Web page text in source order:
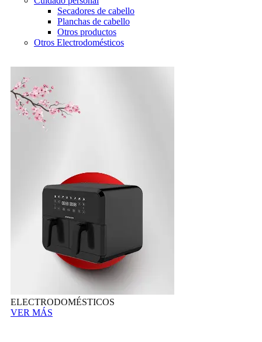
Secadores de cabello
Planchas de cabello
Otros productos
Otros Electrodomésticos
ELECTRODOMÉSTICOS
VER MÁS